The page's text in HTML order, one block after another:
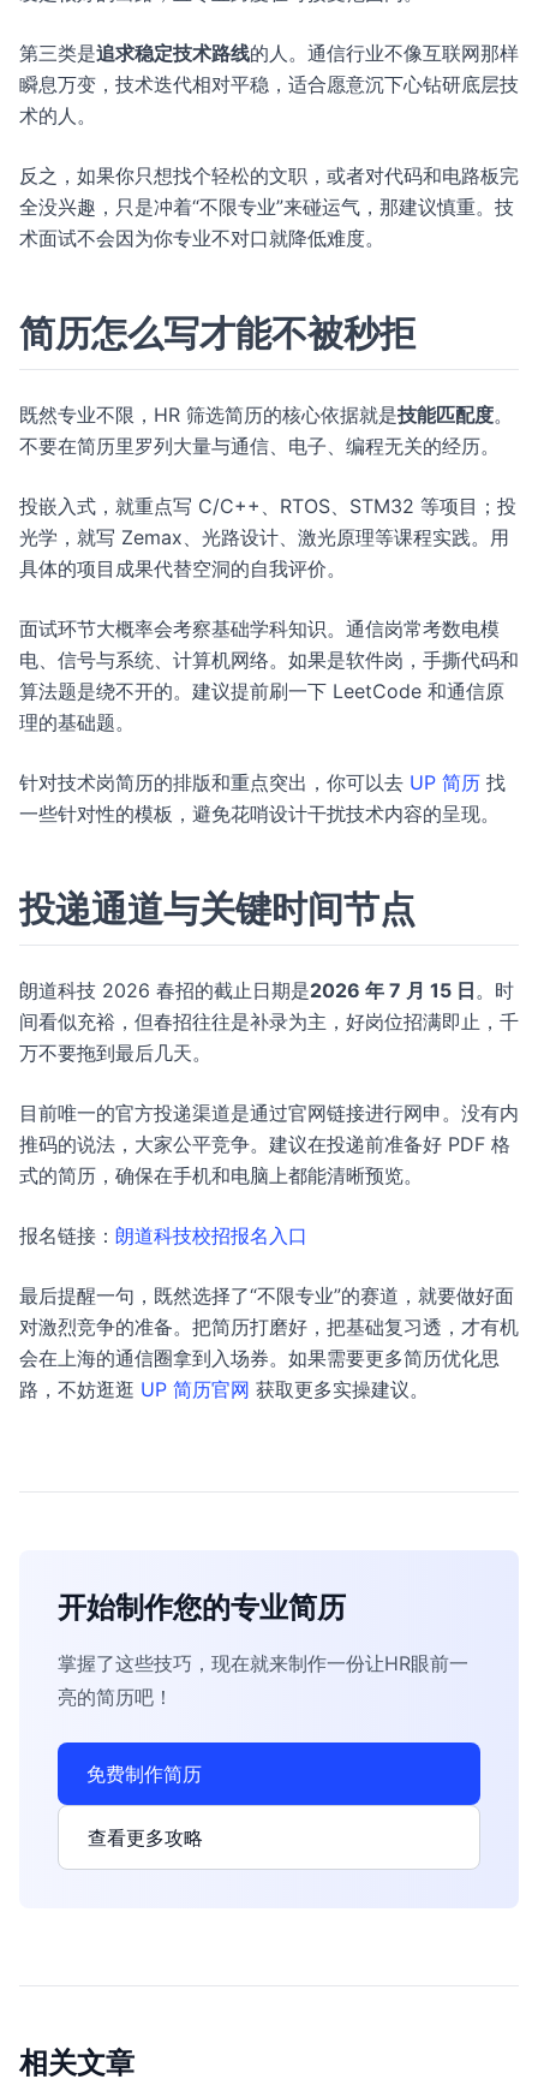
第三类是追求稳定技术路线的人。通信行业不像互联网那样
瞬息万变，技术迭代相对平稳，适合愿意沉下心钻研底层技
术的人。
反之，如果你只想找个轻松的文职，或者对代码和电路板完
全没兴趣，只是冲着“不限专业”来碰运气，那建议慎重。技
术面试不会因为你专业不对口就降低难度。
简历怎么写才能不被秒拒
既然专业不限，HR 筛选简历的核心依据就是技能匹配度。
不要在简历里罗列大量与通信、电子、编程无关的经历。
投嵌入式，就重点写 C/C++、RTOS、STM32 等项目；投
光学，就写 Zemax、光路设计、激光原理等课程实践。用
具体的项目成果代替空洞的自我评价。
面试环节大概率会考察基础学科知识。通信岗常考数电模
电、信号与系统、计算机网络。如果是软件岗，手撕代码和
算法题是绕不开的。建议提前刷一下 LeetCode 和通信原
理的基础题。
针对技术岗简历的排版和重点突出，你可以去 UP 简历 找
一些针对性的模板，避免花哨设计干扰技术内容的呈现。
投递通道与关键时间节点
朗道科技 2026 春招的截止日期是2026 年 7 月 15 日。时
间看似充裕，但春招往往是补录为主，好岗位招满即止，千
万不要拖到最后几天。
目前唯一的官方投递渠道是通过官网链接进行网申。没有内
推码的说法，大家公平竞争。建议在投递前准备好 PDF 格
式的简历，确保在手机和电脑上都能清晰预览。
报名链接： 朗道科技校招报名入口
最后提醒一句，既然选择了“不限专业”的赛道，就要做好面
对激烈竞争的准备。把简历打磨好，把基础复习透，才有机
会在上海的通信圈拿到入场券。如果需要更多简历优化思
路，不妨逛逛 UP 简历官网 获取更多实操建议。
开始制作您的专业简历
掌握了这些技巧，现在就来制作一份让HR眼前一
亮的简历吧！
免费制作简历
查看更多攻略
相关文章